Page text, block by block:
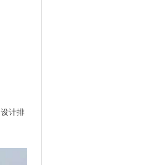
计排